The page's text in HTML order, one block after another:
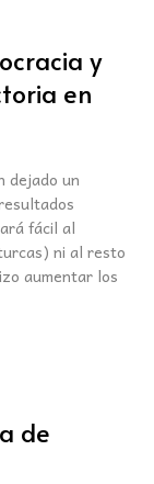
y
en
dejado un
fácil al
ni al resto
aumentar los
de